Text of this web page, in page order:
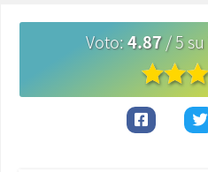
Voto:4.87/5su